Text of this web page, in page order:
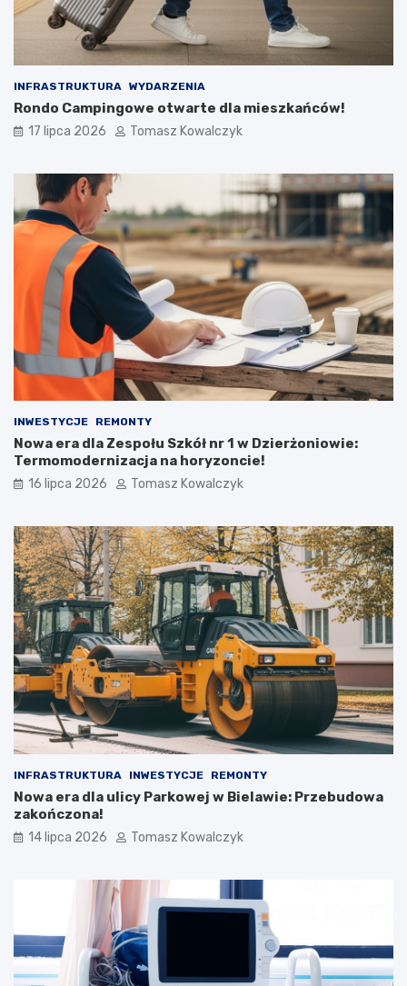
INFRASTRUKTURA WYDARZENIA
Rondo Campingowe otwarte dla mieszkańców!
17 lipca 2026 Tomasz Kowalczyk
INWESTYCJE REMONTY
Nowa era dla Zespołu Szkół nr 1 w Dzierżoniowie:
Termomodernizacja na horyzoncie!
16 lipca 2026 Tomasz Kowalczyk
INFRASTRUKTURA INWESTYCJE REMONTY
Nowa era dla ulicy Parkowej w Bielawie: Przebudowa
zakończona!
14 lipca 2026 Tomasz Kowalczyk